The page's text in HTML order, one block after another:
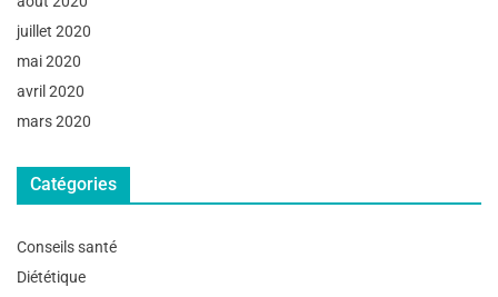
juillet 2020
mai 2020
avril 2020
mars 2020
Catégories
Conseils santé
Diététique